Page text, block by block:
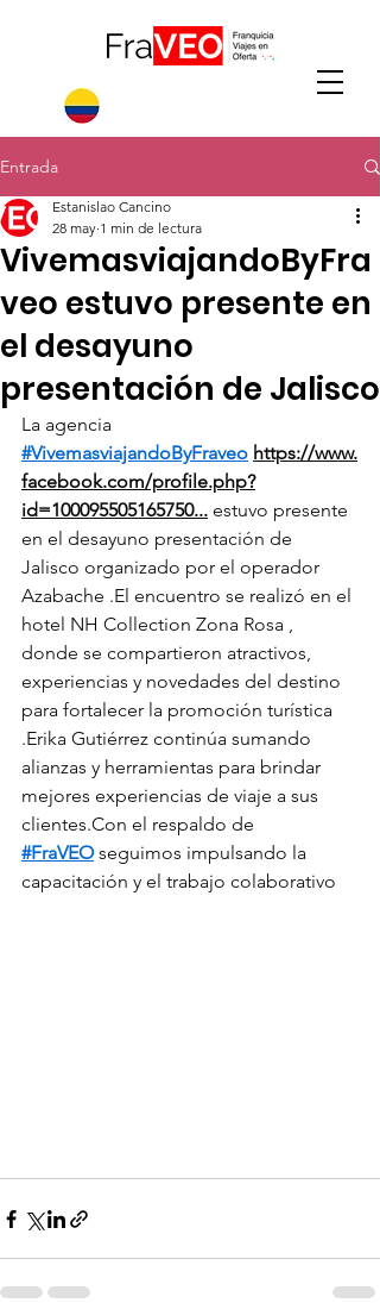
Entrada
VivemasviajandoByFra
veo estuvo presente en
el desayuno
presentación de Jalisco
Estanislao Cancino
28 may 1 min de lectura
La agencia
#VivemasviajandoByFraveo https://www.
facebook.com/profile.php?
id=100095505165750... estuvo presente
en el desayuno presentación de
Jalisco organizado por el operador
Azabache .El encuentro se realizó en el
hotel NH Collection Zona Rosa ,
donde se compartieron atractivos,
experiencias y novedades del destino
para fortalecer la promoción turística
.Erika Gutiérrez continúa sumando
alianzas y herramientas para brindar
mejores experiencias de viaje a sus
clientes.Con el respaldo de
#FraVEO seguimos impulsando la
capacitación y el trabajo colaborativo